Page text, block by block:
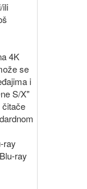
ili
4K
se
i
S/X"
čitače
ray
ray